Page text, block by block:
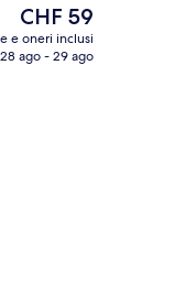
Il
prezzo
attuale
CHF 59
e oneri inclusi
28 ago - 29 ago